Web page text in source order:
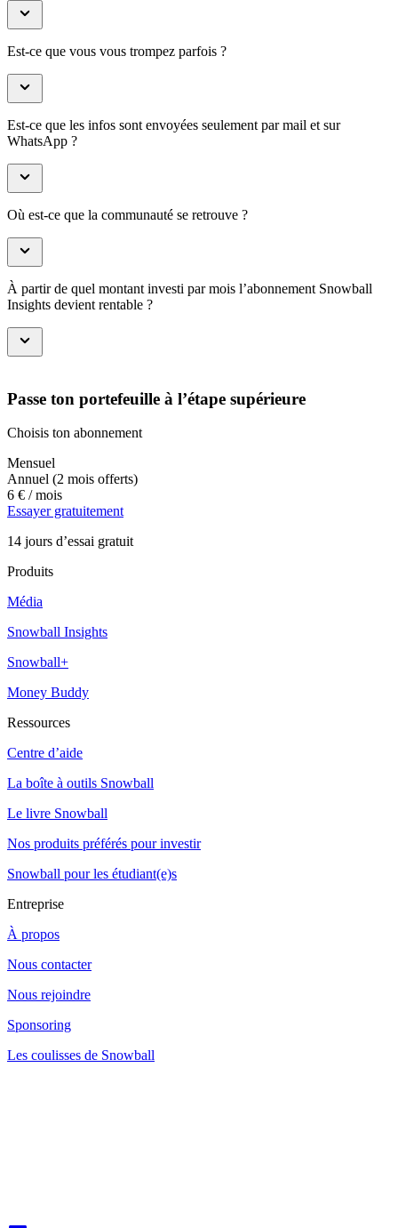
Est-ce que vous vous trompez parfois ?
Est-ce que les infos sont envoyées seulement par mail et sur
WhatsApp ?
Où est-ce que la communauté se retrouve ?
À partir de quel montant investi par mois l’abonnement Snowball
Insights devient rentable ?
Passe ton portefeuille à l’étape supérieure
Choisis ton abonnement
Mensuel
Annuel (2 mois offerts)
6 € / mois
Essayer gratuitement
14 jours d’essai gratuit
Produits
Média
Snowball Insights
Snowball+
Money Buddy
Ressources
Centre d’aide
La boîte à outils Snowball
Le livre Snowball
Nos produits préférés pour investir
Snowball pour les étudiant(e)s
Entreprise
À propos
Nous contacter
Nous rejoindre
Sponsoring
Les coulisses de Snowball